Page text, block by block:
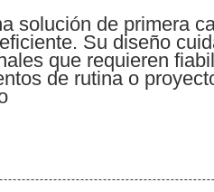
solución de primera
Su diseño
que requieren
de rutina o